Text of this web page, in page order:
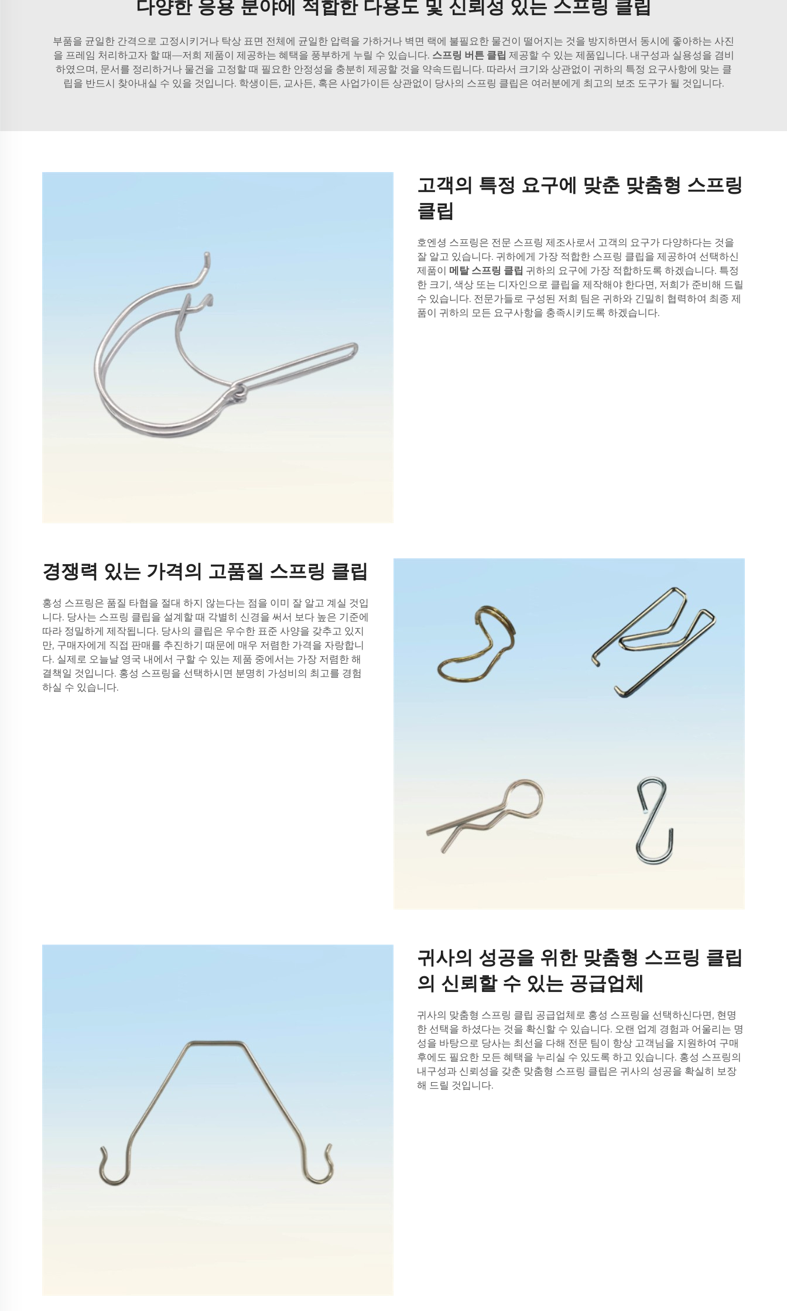
다양한 응용 분야에 적합한 다용도 및 신뢰성 있는 스프링 클립
부품을 균일한 간격으로 고정시키거나 탁상 표면 전체에 균일한 압력을 가하거나 벽면 랙에 불필요한 물건이 떨어지는 것을 방지하면서 동시에 좋아하는 사진
을 프레임 처리하고자 할 때—저희 제품이 제공하는 혜택을 풍부하게 누릴 수 있습니다. 스프링 버튼 클립 제공할 수 있는 제품입니다. 내구성과 실용성을 겸비
하였으며, 문서를 정리하거나 물건을 고정할 때 필요한 안정성을 충분히 제공할 것을 약속드립니다. 따라서 크기와 상관없이 귀하의 특정 요구사항에 맞는 클
립을 반드시 찾아내실 수 있을 것입니다. 학생이든, 교사든, 혹은 사업가이든 상관없이 당사의 스프링 클립은 여러분에게 최고의 보조 도구가 될 것입니다.
고객의 특정 요구에 맞춘 맞춤형 스프링
클립
호엔셩 스프링은 전문 스프링 제조사로서 고객의 요구가 다양하다는 것을
잘 알고 있습니다. 귀하에게 가장 적합한 스프링 클립을 제공하여 선택하신
제품이 메탈 스프링 클립 귀하의 요구에 가장 적합하도록 하겠습니다. 특정
한 크기, 색상 또는 디자인으로 클립을 제작해야 한다면, 저희가 준비해 드릴
수 있습니다. 전문가들로 구성된 저희 팀은 귀하와 긴밀히 협력하여 최종 제
품이 귀하의 모든 요구사항을 충족시키도록 하겠습니다.
경쟁력 있는 가격의 고품질 스프링 클립
홍성 스프링은 품질 타협을 절대 하지 않는다는 점을 이미 잘 알고 계실 것입
니다. 당사는 스프링 클립을 설계할 때 각별히 신경을 써서 보다 높은 기준에
따라 정밀하게 제작됩니다. 당사의 클립은 우수한 표준 사양을 갖추고 있지
만, 구매자에게 직접 판매를 추진하기 때문에 매우 저렴한 가격을 자랑합니
다. 실제로 오늘날 영국 내에서 구할 수 있는 제품 중에서는 가장 저렴한 해
결책일 것입니다. 홍성 스프링을 선택하시면 분명히 가성비의 최고를 경험
하실 수 있습니다.
귀사의 성공을 위한 맞춤형 스프링 클립
의 신뢰할 수 있는 공급업체
귀사의 맞춤형 스프링 클립 공급업체로 홍성 스프링을 선택하신다면, 현명
한 선택을 하셨다는 것을 확신할 수 있습니다. 오랜 업계 경험과 어울리는 명
성을 바탕으로 당사는 최선을 다해 전문 팀이 항상 고객님을 지원하여 구매
후에도 필요한 모든 혜택을 누리실 수 있도록 하고 있습니다. 홍성 스프링의
내구성과 신뢰성을 갖춘 맞춤형 스프링 클립은 귀사의 성공을 확실히 보장
해 드릴 것입니다.